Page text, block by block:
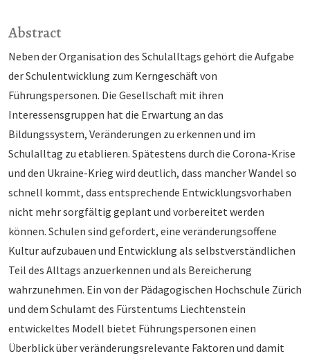
Abstract
Neben der Organisation des Schulalltags gehört die Aufgabe
der Schulentwicklung zum Kerngeschäft von
Führungspersonen. Die Gesellschaft mit ihren
Interessensgruppen hat die Erwartung an das
Bildungssystem, Veränderungen zu erkennen und im
Schulalltag zu etablieren. Spätestens durch die Corona-Krise
und den Ukraine-Krieg wird deutlich, dass mancher Wandel so
schnell kommt, dass entsprechende Entwicklungsvorhaben
nicht mehr sorgfältig geplant und vorbereitet werden
können. Schulen sind gefordert, eine veränderungsoffene
Kultur aufzubauen und Entwicklung als selbstverständlichen
Teil des Alltags anzuerkennen und als Bereicherung
wahrzunehmen. Ein von der Pädagogischen Hochschule Zürich
und dem Schulamt des Fürstentums Liechtenstein
entwickeltes Modell bietet Führungspersonen einen
Überblick über veränderungsrelevante Faktoren und damit